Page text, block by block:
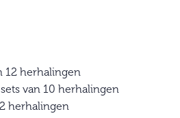
12 herhalingen
van 10 herhalingen
herhalingen